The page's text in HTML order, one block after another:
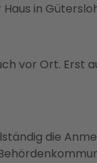
in
Ort. Erst
die